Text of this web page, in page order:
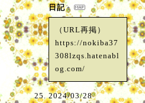
日記
（URL再掲）
https://nokiba37
308lzqs.hatenabl
og.com/
2024/03/28